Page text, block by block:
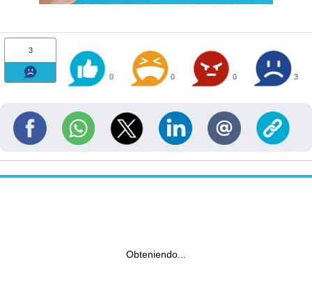
3
0 0 0 3
Obteniendo...